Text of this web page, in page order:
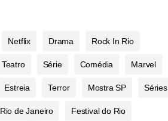
Netflix Drama Rock In Rio
Teatro Série Comédia Marvel
Estreia Terror Mostra SP Séries
Rio de Janeiro Festival do Rio